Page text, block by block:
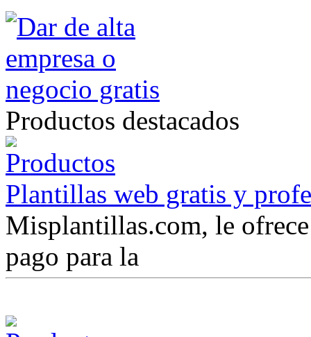
Productos destacados
Plantillas web gratis y
Misplantillas.com, le
pago para la